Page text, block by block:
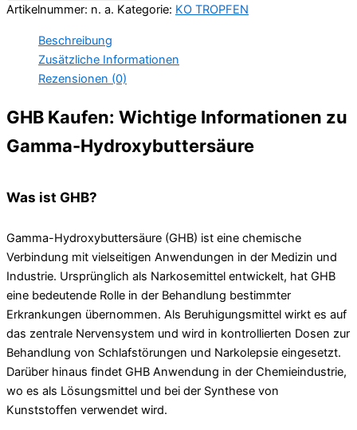
Artikelnummer: n. a. Kategorie: KO TROPFEN
Beschreibung
Zusätzliche Informationen
Rezensionen (0)
GHB Kaufen: Wichtige Informationen zu
Gamma-Hydroxybuttersäure
Was ist GHB?
Gamma-Hydroxybuttersäure (GHB) ist eine chemische
Verbindung mit vielseitigen Anwendungen in der Medizin und
Industrie. Ursprünglich als Narkosemittel entwickelt, hat GHB
eine bedeutende Rolle in der Behandlung bestimmter
Erkrankungen übernommen. Als Beruhigungsmittel wirkt es auf
das zentrale Nervensystem und wird in kontrollierten Dosen zur
Behandlung von Schlafstörungen und Narkolepsie eingesetzt.
Darüber hinaus findet GHB Anwendung in der Chemieindustrie,
wo es als Lösungsmittel und bei der Synthese von
Kunststoffen verwendet wird.